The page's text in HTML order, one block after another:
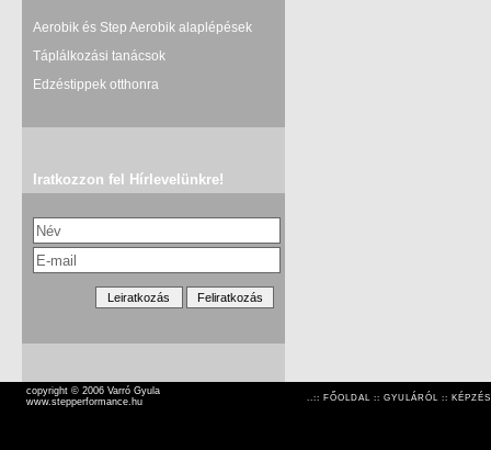
Aerobik és Step Aerobik alaplépések
Táplálkozási tanácsok
Edzéstippek otthonra
Iratkozzon fel Hírlevelünkre!
copyright © 2006 Varró Gyula
www.stepperformance.hu
..:: FŐOLDAL :: GYULÁRÓL ::